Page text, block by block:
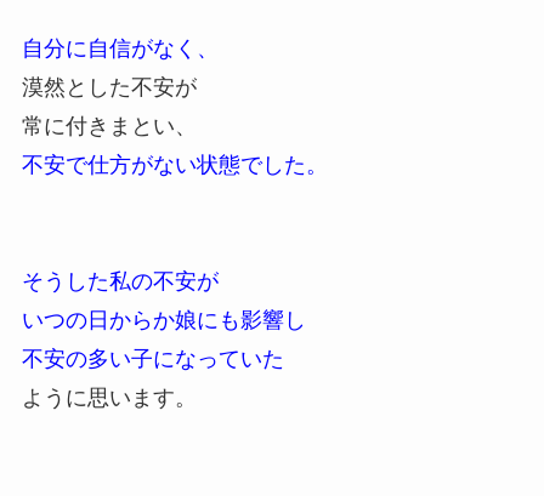
自分に自信がなく、
漠然とした不安が
常に付きまとい、
不安で仕方がない状態でした。
そうした私の不安が
いつの日からか娘にも影響し
不安の多い子になっていた
ように思います。